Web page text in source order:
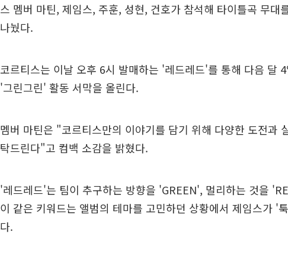
스 멤버 마틴, 제임스, 주훈, 성현, 건호가 참석해 타이틀곡 무대
나눴다.
코르티스는 이날 오후 6시 발매하는 '레드레드'를 통해 다음 달
'그린그린' 활동 서막을 올린다.
멤버 마틴은 "코르티스만의 이야기를 담기 위해 다양한 도전과
탁드린다"고 컴백 소감을 밝혔다.
'레드레드'는 팀이 추구하는 방향을 'GREEN', 멀리하는 것을
이 같은 키워드는 앨범의 테마를 고민하던 상황에서 제임스가 '
다.